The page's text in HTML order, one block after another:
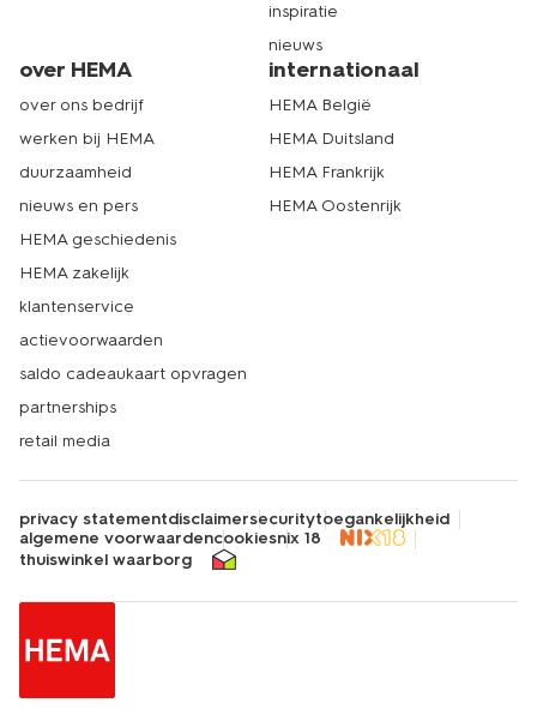
inspiratie
nieuws
over HEMA
over ons bedrijf
werken bij HEMA
duurzaamheid
nieuws en pers
HEMA geschiedenis
HEMA zakelijk
klantenservice
actievoorwaarden
saldo cadeaukaart opvragen
partnerships
retail media
internationaal
HEMA België
HEMA Duitsland
HEMA Frankrijk
HEMA Oostenrijk
privacy statementdisclaimersecuritytoegankelijkheid
algemene voorwaardencookiesnix 18
thuiswinkel waarborg